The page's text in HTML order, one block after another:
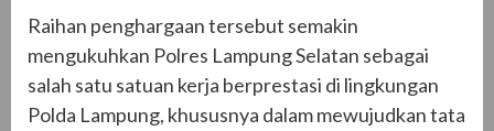
Raihan penghargaan tersebut semakin
mengukuhkan Polres Lampung Selatan sebagai
salah satu satuan kerja berprestasi di lingkungan
Polda Lampung, khususnya dalam mewujudkan tata